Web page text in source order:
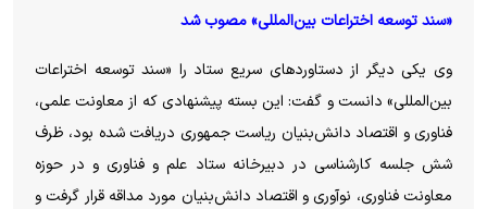
«سند توسعه اختراعات بین‌المللی» مصوب شد
وی یکی دیگر از دستاوردهای سریع ستاد را «سند توسعه اختراعات
بین‌المللی» دانست و گفت: این بسته پیشنهادی که از معاونت علمی،
فناوری و اقتصاد دانش‌بنیان ریاست جمهوری دریافت شده بود، ظرف
شش جلسه کارشناسی در دبیرخانه ستاد علم و فناوری و در حوزه
معاونت فناوری، نوآوری و اقتصاد دانش‌بنیان مورد مداقه قرار گرفت و